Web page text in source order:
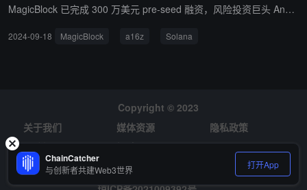
MagicBlock 已完成 300 万美元 pre-seed 融资，风险投资巨头 Andr
队和开发技术，其中包括将其游戏引擎引入 Solana 主网，并与在线
2024-09-18 MagicBlock a16z Solana
Copyright © 2023
关于我们
媒体资源
隐私政策
风险提示
招聘
ChainCatcher
与创新者共建Web3世界 打开App